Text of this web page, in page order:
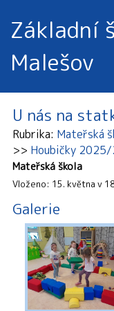
Základní
Malešov
U nás na
Rubrika Mateřská
Houbičky
Mateřská škola
Vloženo: 15. května v
Galerie